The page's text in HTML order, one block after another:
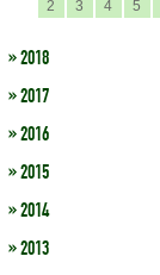
2
3 4 5
» 2018
» 2017
» 2016
» 2015
» 2014
» 2013